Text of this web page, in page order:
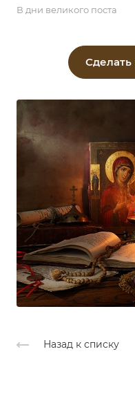
В дни великого поста
Назад к списку